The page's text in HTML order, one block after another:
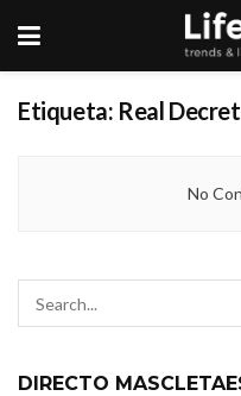
Etiqueta: Real
No
DIRECTO